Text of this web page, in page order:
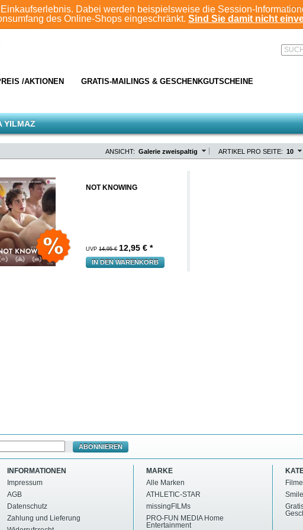
Dabei werden beispielsweise die Session-
des Online-Shops eingeschränkt. Sind Sie damit nicht
/AKTIONEN GRATIS-MAILINGS & GESCHENKGUTSCHEINE
YILMAZ
ARTIKEL PRO SEITE: 10
ANSICHT: Galerie zweispaltig
NOT KNOWING
UVP 14,95 € 12,95 € *
IN DEN WARENKORB
ABONNIEREN
INFORMATIONEN
Impressum
AGB
Datenschutz
Zahlung und Lieferung
MARKE
Alle Marken
ATHLETIC-STAR
missingFILMs
PRO-FUN MEDIA Home
Entertainment
Filme